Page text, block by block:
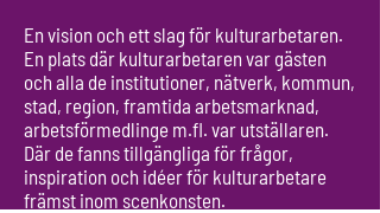
En vision och ett slag för kulturarbetaren.
En plats där kulturarbetaren var gästen
och alla de institutioner, nätverk, kommun,
stad, region, framtida arbetsmarknad,
arbetsförmedlinge m.fl. var utställaren.
Där de fanns tillgängliga för frågor,
inspiration och idéer för kulturarbetare
främst inom scenkonsten.